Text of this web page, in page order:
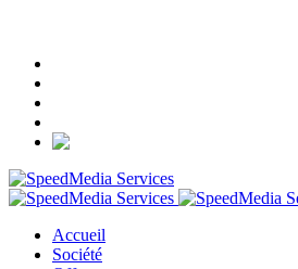
Accueil
Société